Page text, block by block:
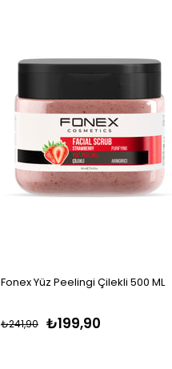
Fonex Yüz Peelingi Çilekli 500 ML
₺199,90
₺241,90